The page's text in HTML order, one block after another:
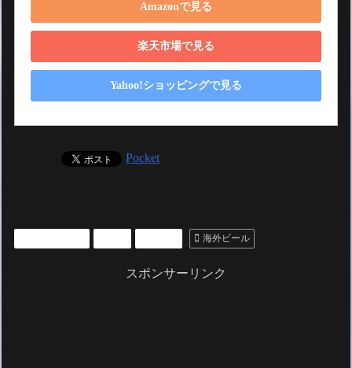
Amazonで見る
楽天市場で見る
Yahoo!ショッピングで見る
Pocket
海外ビール
スポンサーリンク